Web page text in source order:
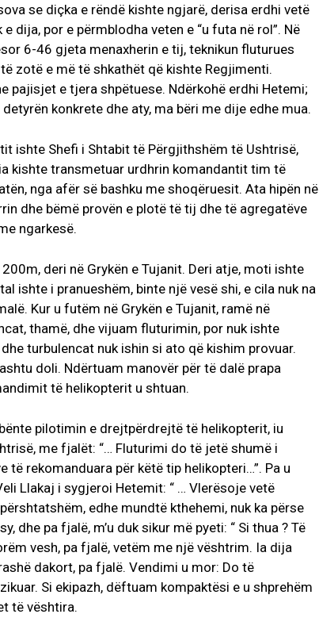
se diçka e rëndë kishte ngjarë, derisa erdhi vetë
dija, por e përmblodha veten e “u futa në rol”. Në
6-46 gjeta menaxherin e tij, teknikun fluturues
zotë e më të shkathët që kishte Regjimenti.
pajisjet e tjera shpëtuese. Ndërkohë erdhi Hetemi;
konkrete dhe aty, ma bëri me dije edhe mua.
ishte Shefi i Shtabit të Përgjithshëm të Ushtrisë,
kishte transmetuar urdhrin komandantit tim të
nga afër së bashku me shoqëruesit. Ata hipën në
dhe bëmë provën e plotë të tij dhe të agregatëve
ngarkesë.
deri në Grykën e Tujanit. Deri atje, moti ishte
ishte i pranueshëm, binte një vesë shi, e cila nuk na
Kur u futëm në Grykën e Tujanit, ramë në
thamë, dhe vijuam fluturimin, por nuk ishte
turbulencat nuk ishin si ato që kishim provuar.
doli. Ndërtuam manovër për të dalë prapa
të helikopterit u shtuan.
pilotimin e drejtpërdrejtë të helikopterit, iu
me fjalët: “… Fluturimi do të jetë shumë i
rekomanduara për këtë tip helikopteri…”. Pa u
Llakaj i sygjeroi Hetemit: “ … Vlerësoje vetë
edhe mundtë kthehemi, nuk ka përse
dhe pa fjalë, m’u duk sikur më pyeti: “ Si thua ? Të
vesh, pa fjalë, vetëm me një vështrim. Ia dija
dakort, pa fjalë. Vendimi u mor: Do të
Si ekipazh, dëftuam kompaktësi e u shprehëm
të vështira.